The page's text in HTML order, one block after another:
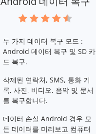
두 가지 데이터 복구 모드 :
Android 데이터 복구 및 SD 카
드 복구.
삭제된 연락처, SMS, 통화 기
록, 사진, 비디오, 음악 및 문서
를 복구합니다.
데이터 손실 Android 경우 모
든 데이터를 미리보고 컴퓨터